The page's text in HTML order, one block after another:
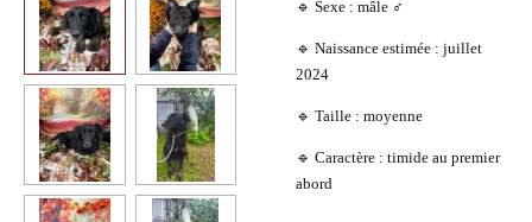
🔹 Sexe : mâle ♂️
🔹 Naissance estimée : juillet
2024
🔹 Taille : moyenne
🔹 Caractère : timide au premier
abord